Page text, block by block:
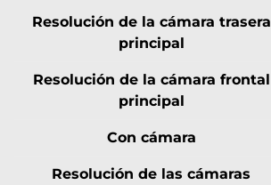
Resolución de la cámara trasera
principal
Resolución de la cámara frontal
principal
Con cámara
Resolución de las cámaras